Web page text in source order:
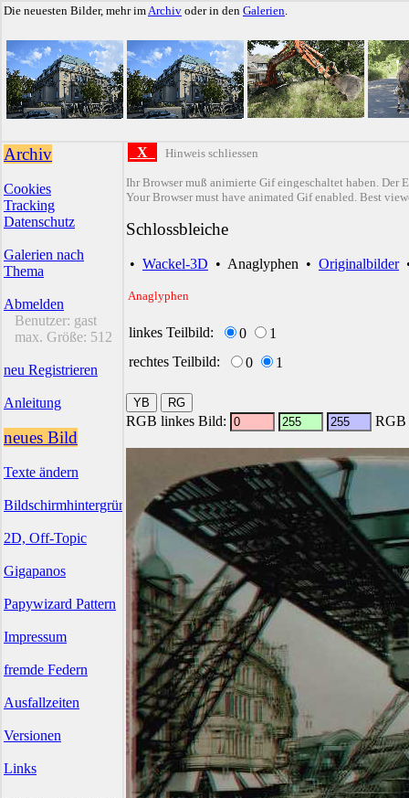
Die neuesten Bilder, mehr imArchiv oder in den Galerien.
Archiv
Cookies
Tracking
Datenschutz
Galerien nach
Thema
Abmelden
Benutzer: gast
max. Größe: 512
neu Registrieren
Anleitung
neues Bild
Texte ändern
Bildschirmhintergründe
2D, Off-Topic
Gigapanos
Papywizard Pattern
Impressum
fremde Federn
Ausfallzeiten
Versionen
Links
X Hinweis schliessen
Ihr Browser muß animierte Gif eingeschaltet haben. Der
Your Browser must have animated Gif enabled. Best
Schlossbleiche
• Wackel-3D • Anaglyphen • Originalbilder
Anaglyphen
linkes Teilbild: 0
1
rechtes Teilbild:
0 1
RGB linkes Bild: RGB